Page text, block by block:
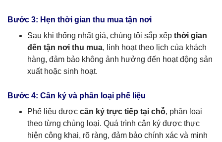
Bước 3: Hẹn thời gian thu mua tận nơi
Sau khi thống nhất giá, chúng tôi sắp xếp thời gian
đến tận nơi thu mua, linh hoạt theo lịch của khách
hàng, đảm bảo không ảnh hưởng đến hoạt động sản
xuất hoặc sinh hoạt.
Bước 4: Cân ký và phân loại phế liệu
Phế liệu được cân ký trực tiếp tại chỗ, phân loại
theo từng chủng loại. Quá trình cân ký được thực
hiện công khai, rõ ràng, đảm bảo chính xác và minh